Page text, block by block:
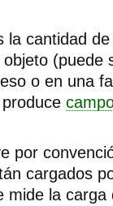
cantidad
(puede
o en una
por
cargados
mide la